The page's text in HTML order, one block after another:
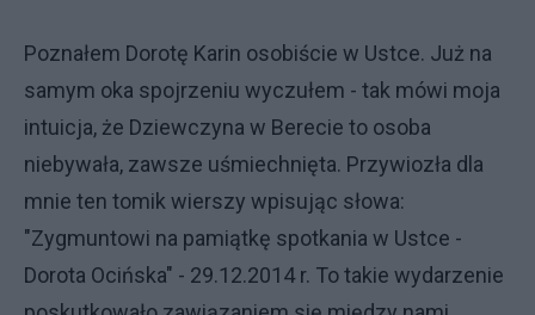
Poznałem Dorotę Karin osobiście w Ustce. Już na
samym oka spojrzeniu wyczułem - tak mówi moja
intuicja, że Dziewczyna w Berecie to osoba
niebywała, zawsze uśmiechnięta. Przywiozła dla
mnie ten tomik wierszy wpisując słowa:
"Zygmuntowi na pamiątkę spotkania w Ustce -
Dorota Ocińska" - 29.12.2014 r. To takie wydarzenie